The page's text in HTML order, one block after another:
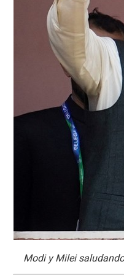
Modi y Milei